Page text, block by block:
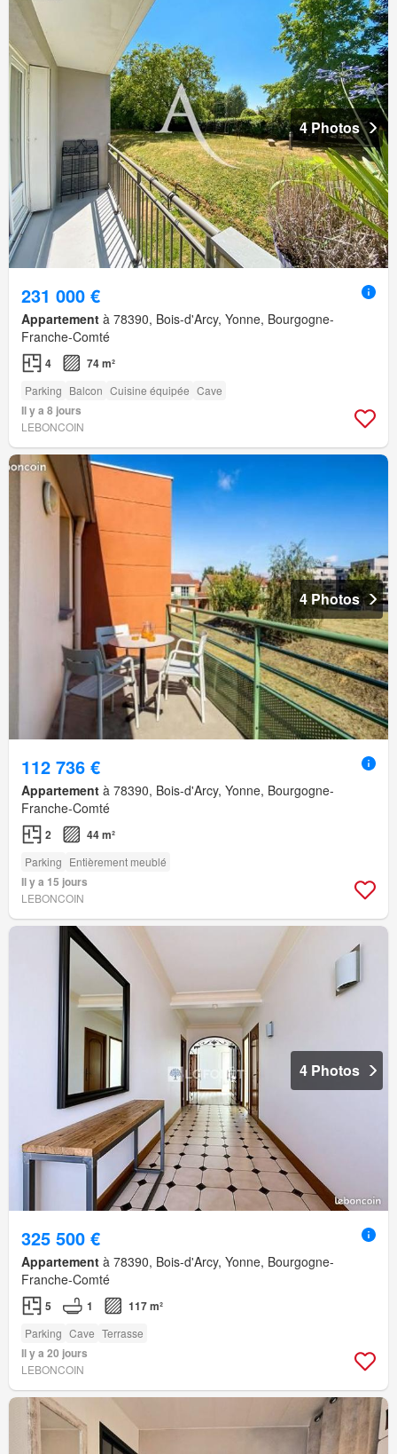
4 Photos
231 000 €
Appartement à 78390, Bois-d'Arcy, Yonne, Bourgogne-
Franche-Comté
4 74 m²
Parking Balcon Cuisine équipée Cave
Il y a 8 jours
LEBONCOIN
4 Photos
112 736 €
Appartement à 78390, Bois-d'Arcy, Yonne, Bourgogne-
Franche-Comté
2 44 m²
Parking Entièrement meublé
Il y a 15 jours
LEBONCOIN
4 Photos
325 500 €
Appartement à 78390, Bois-d'Arcy, Yonne, Bourgogne-
Franche-Comté
5 1 117 m²
Parking Cave Terrasse
Il y a 20 jours
LEBONCOIN